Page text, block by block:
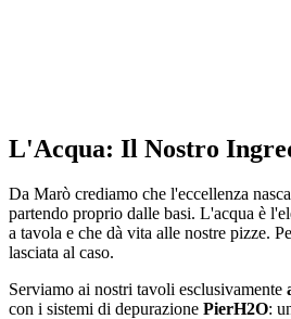
L'Acqua: Il Nostro
Da Marò crediamo che l'eccellenza
partendo proprio dalle basi. L'acqua è
a tavola e che dà vita alle nostre pizze.
lasciata al caso.
Serviamo ai nostri tavoli esclusivamente
con i sistemi di depurazione PierH2O: